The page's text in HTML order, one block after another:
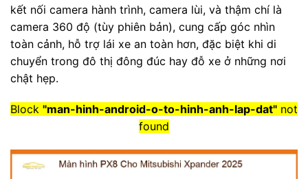
kết nối camera hành trình, camera lùi, và thậm chí là
camera 360 độ (tùy phiên bản), cung cấp góc nhìn
toàn cảnh, hỗ trợ lái xe an toàn hơn, đặc biệt khi di
chuyển trong đô thị đông đúc hay đỗ xe ở những nơi
chật hẹp.
Block "man-hinh-android-o-to-hinh-anh-lap-dat" not
found